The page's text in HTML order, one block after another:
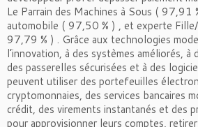
Le Parrain des Machines à Sous ( 97,91
automobile ( 97,50 % ) , et experte
97,79 % ) . Grâce aux technologies
l’innovation, à des systèmes améliorés, à
des passerelles sécurisées et à des
peuvent utiliser des portefeuilles
cryptomonnaies, des services bancaires
crédit, des virements instantanés et des
pour approvisionner leurs comptes,